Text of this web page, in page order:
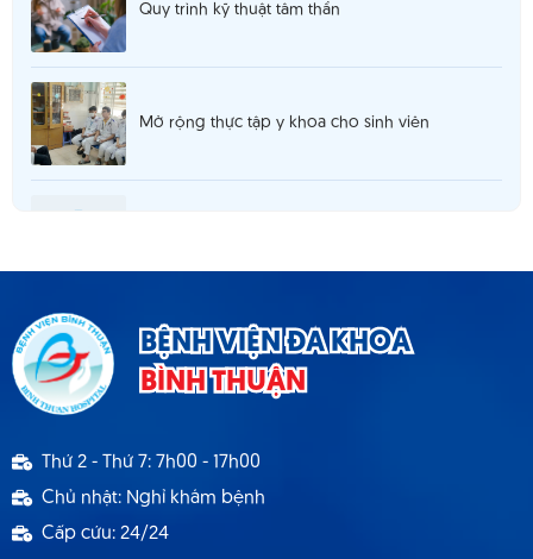
Quy trình kỹ thuật tâm thần
Mở rộng thực tập y khoa cho sinh viên
Thông báo cơ sở khám chữa bệnh đáp ứng yêu
cầu là cơ sở hướng dẫn thực hành
BỆNH VIỆN ĐA KHOA
BÌNH THUẬN
Thứ 2 - Thứ 7: 7h00 - 17h00
Chủ nhật: Nghỉ khám bệnh
Cấp cứu: 24/24